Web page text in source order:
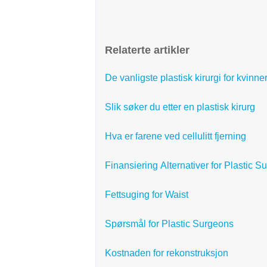
Relaterte artikler
De vanligste plastisk kirurgi for kvinner
Slik søker du etter en plastisk kirurg
Hva er farene ved cellulitt fjerning
Finansiering Alternativer for Plastic
Fettsuging for Waist
Spørsmål for Plastic Surgeons
Kostnaden for rekonstruksjon